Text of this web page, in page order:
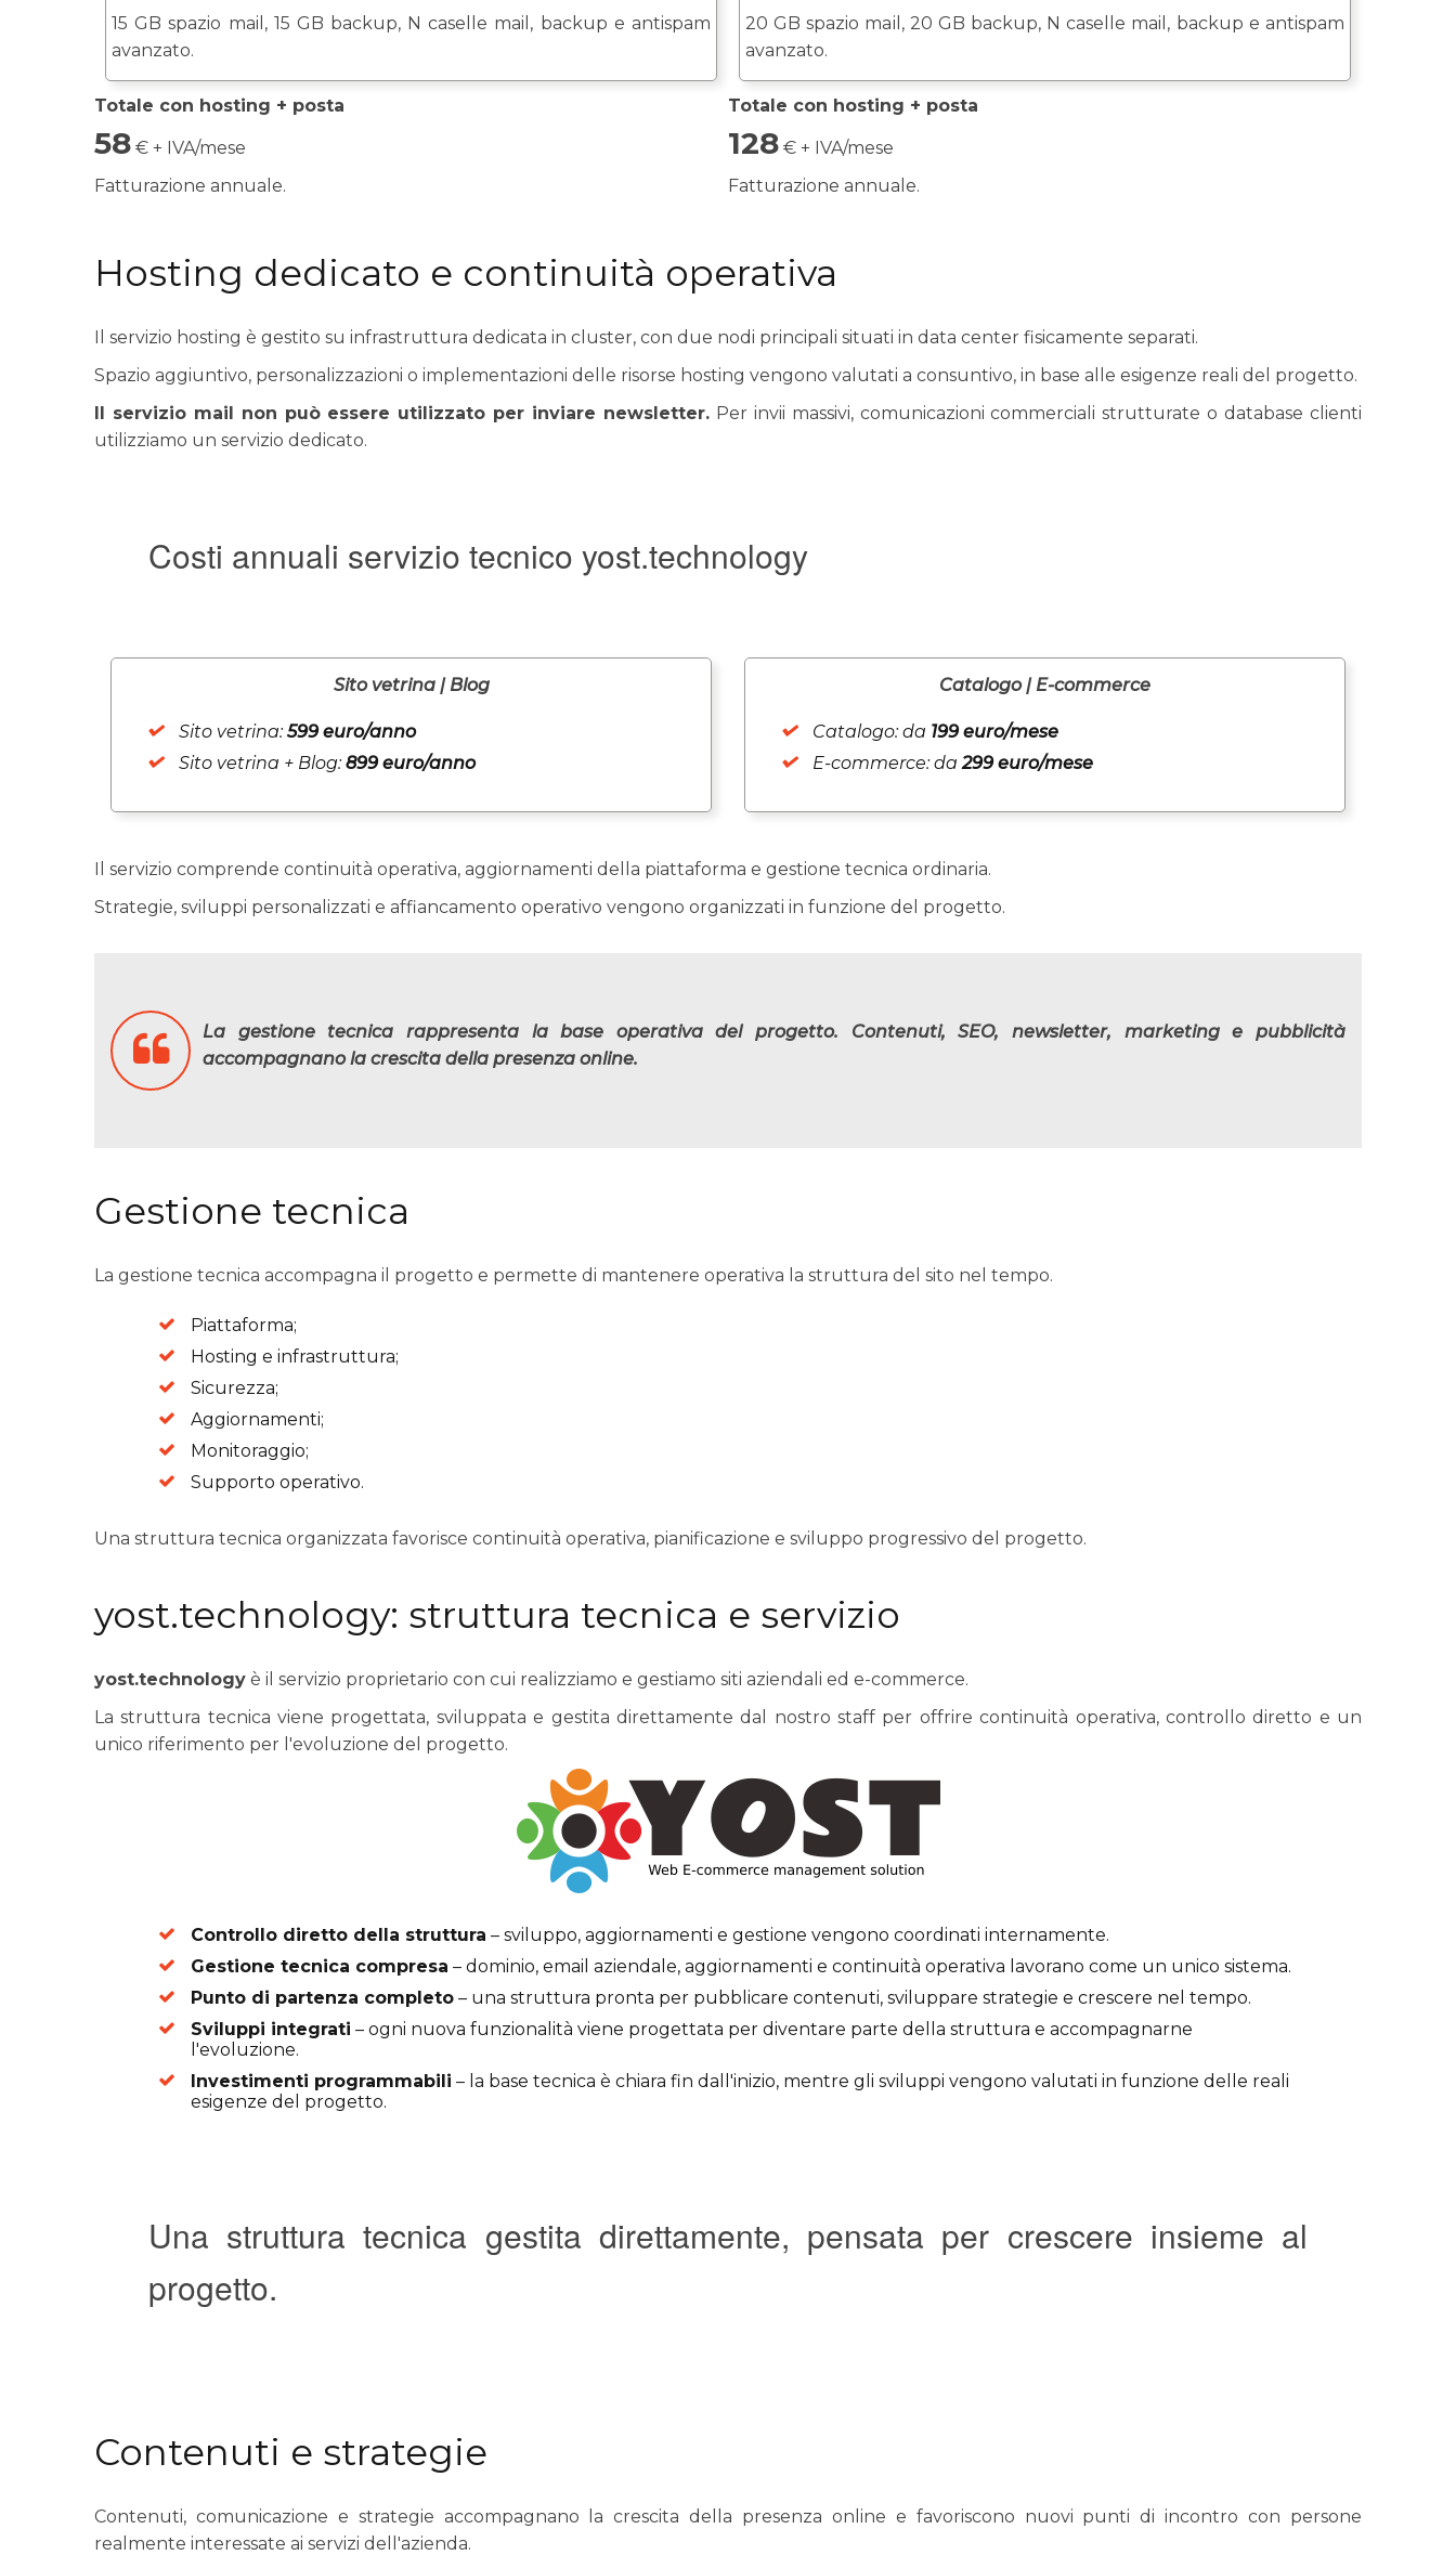
15 GB spazio mail, 15 GB backup, N caselle mail, backup e antispam
avanzato.
Totale con hosting + posta
58 € + IVA/mese
Fatturazione annuale.
20 GB spazio mail, 20 GB backup, N caselle mail, backup e antispam
avanzato.
Totale con hosting + posta
128 € + IVA/mese
Fatturazione annuale.
Hosting dedicato e continuità operativa
Il servizio hosting è gestito su infrastruttura dedicata in cluster, con due nodi principali situati in data center fisicamente separati.
Spazio aggiuntivo, personalizzazioni o implementazioni delle risorse hosting vengono valutati a consuntivo, in base alle esigenze reali del progetto.
Il servizio mail non può essere utilizzato per inviare newsletter. Per invii massivi, comunicazioni commerciali strutturate o database clienti
utilizziamo un servizio dedicato.
Costi annuali servizio tecnico yost.technology
Sito vetrina | Blog
Sito vetrina:599 euro/anno
Sito vetrina + Blog:899 euro/anno
Catalogo | E-commerce
Catalogo: da 199 euro/mese
E-commerce: da299 euro/mese
Il servizio comprende continuità operativa, aggiornamenti della piattaforma e gestione tecnica ordinaria.
Strategie, sviluppi personalizzati e affiancamento operativo vengono organizzati in funzione del progetto.
La gestione tecnica rappresenta la base operativa del progetto. Contenuti, SEO, newsletter, marketing e pubblicità
accompagnano la crescita della presenza online.
Gestione tecnica
La gestione tecnica accompagna il progetto e permette di mantenere operativa la struttura del sito nel tempo.
Piattaforma;
Hosting e infrastruttura;
Sicurezza;
Aggiornamenti;
Monitoraggio;
Supporto operativo.
Una struttura tecnica organizzata favorisce continuità operativa, pianificazione e sviluppo progressivo del progetto.
yost.technology: struttura tecnica e servizio
yost.technology è il servizio proprietario con cui realizziamo e gestiamo siti aziendali ed e-commerce.
La struttura tecnica viene progettata, sviluppata e gestita direttamente dal nostro staff per offrire continuità operativa, controllo diretto e un
unico riferimento per l'evoluzione del progetto.
Controllo diretto della struttura – sviluppo, aggiornamenti e gestione vengono coordinati internamente.
Gestione tecnica compresa – dominio, email aziendale, aggiornamenti e continuità operativa lavorano come un unico sistema.
Punto di partenza completo– una struttura pronta per pubblicare contenuti, sviluppare strategie e crescere nel tempo.
Sviluppi integrati – ogni nuova funzionalità viene progettata per diventare parte della struttura e accompagnarne
l'evoluzione.
Investimenti programmabili – la base tecnica è chiara fin dall'inizio, mentre gli sviluppi vengono valutati in funzione delle reali
esigenze del progetto.
Una struttura tecnica gestita direttamente, pensata per crescere insieme al
progetto.
Contenuti e strategie
Contenuti, comunicazione e strategie accompagnano la crescita della presenza online e favoriscono nuovi punti di incontro con persone
realmente interessate ai servizi dell'azienda.